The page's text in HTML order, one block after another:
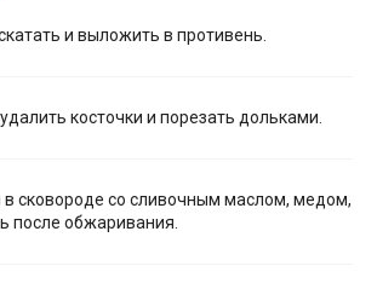
и выложить в противень.
косточки и порезать дольками.
сковороде со сливочным маслом, медом,
после обжаривания.